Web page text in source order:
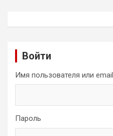
Войти
Имя пользователя или email
Пароль